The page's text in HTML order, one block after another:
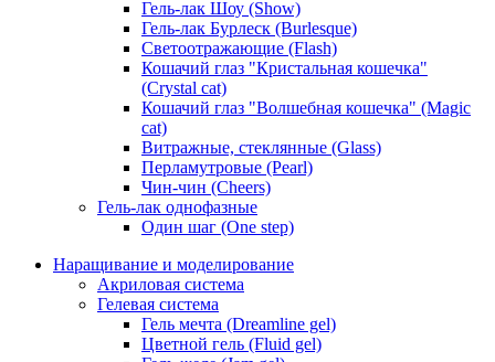
Гель-лак Шоу (Show)
Гель-лак Бурлеск (Burlesque)
Светоотражающие (Flash)
Кошачий глаз "Кристальная кошечка"
(Crystal cat)
Кошачий глаз "Волшебная кошечка" (Magic
cat)
Витражные, стеклянные (Glass)
Перламутровые (Pearl)
Чин-чин (Cheers)
Гель-лак однофазные
Один шаг (One step)
Наращивание и моделирование
Акриловая система
Гелевая система
Гель мечта (Dreamline gel)
Цветной гель (Fluid gel)